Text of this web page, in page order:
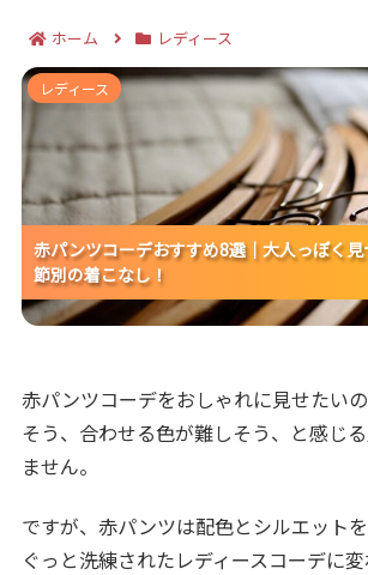
ホーム レディース
赤パンツコーデおすすめ8選｜大人っぽ
季節別の着こなし！
赤パンツコーデおすすめ8選｜大人っぽく
節別の着こなし！
赤パンツコーデおすすめ8選｜大人っぽく
節別の着こなし！
赤パンツコーデおすすめ8選｜大人っぽく
節別の着こなし！
レディース
赤パンツコーデをおしゃれに見せたい
そう、合わせる色が難しそう、と感じ
ません。
ですが、赤パンツは配色とシルエットを
ぐっと洗練されたレディースコーデに変